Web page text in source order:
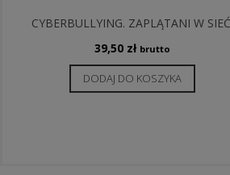
CYBERBULLYING. ZAPLĄTANI W
39,50 zł brutto
DODAJ DO KOSZYKA